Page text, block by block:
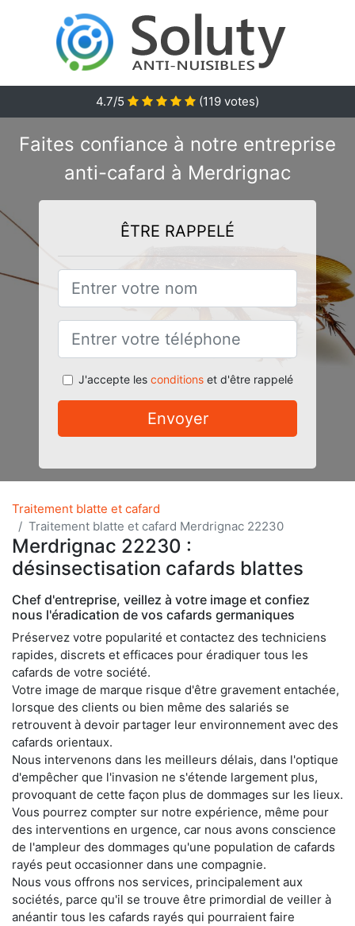
4.7/5 (119 votes)
Faites confiance à notre entreprise
anti-cafard à Merdrignac
ÊTRE RAPPELÉ
J'accepte les conditionset d'être rappelé
Envoyer
Traitement blatte et cafard
Traitement blatte et cafard Merdrignac 22230
Merdrignac 22230 :
désinsectisation cafards blattes
Chef d'entreprise, veillez à votre image et confiez
nous l'éradication de vos cafards germaniques
Préservez votre popularité et contactez des techniciens
rapides, discrets et efficaces pour éradiquer tous les
cafards de votre société.
Votre image de marque risque d'être gravement entachée,
lorsque des clients ou bien même des salariés se
retrouvent à devoir partager leur environnement avec des
cafards orientaux.
Nous intervenons dans les meilleurs délais, dans l'optique
d'empêcher que l'invasion ne s'étende largement plus,
provoquant de cette façon plus de dommages sur les lieux.
Vous pourrez compter sur notre expérience, même pour
des interventions en urgence, car nous avons conscience
de l'ampleur des dommages qu'une population de cafards
rayés peut occasionner dans une compagnie.
Nous vous offrons nos services, principalement aux
sociétés, parce qu'il se trouve être primordial de veiller à
anéantir tous les cafards rayés qui pourraient faire